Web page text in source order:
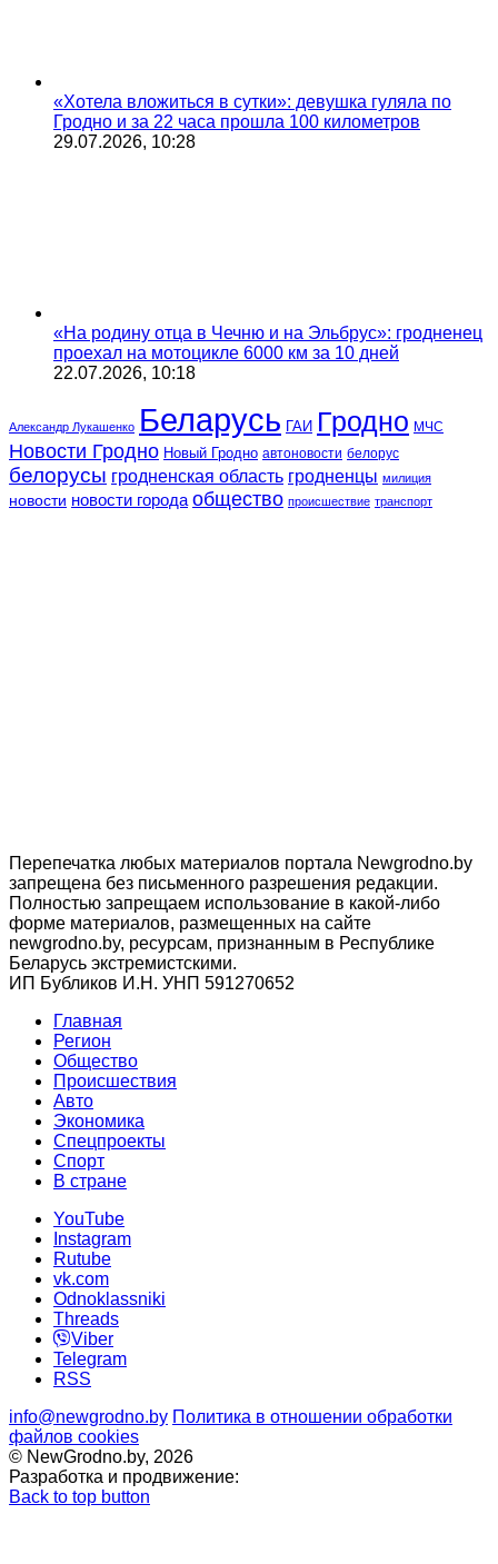
«Хотела вложиться в сутки»: девушка гуляла по
Гродно и за 22 часа прошла 100 километров
29.07.2026, 10:28
«На родину отца в Чечню и на Эльбрус»: гродненец
проехал на мотоцикле 6000 км за 10 дней
22.07.2026, 10:18
Александр Лукашенко Беларусь ГАИ Гродно МЧС
Новости Гродно Новый Гродно автоновости белорус
белорусы гродненская область гродненцы милиция
новости новости города общество происшествие транспорт
Перепечатка любых материалов портала Newgrodno.by
запрещена без письменного разрешения редакции.
Полностью запрещаем использование в какой-либо
форме материалов, размещенных на сайте
newgrodno.by, ресурсам, признанным в Республике
Беларусь экстремистскими.
ИП Бубликов И.Н. УНП 591270652
Главная
Регион
Общество
Происшествия
Авто
Экономика
Спецпроекты
Cпорт
В стране
YouTube
Instagram
Rutube
vk.com
Odnoklassniki
Threads
Viber
Telegram
RSS
info@newgrodno.by Политика в отношении обработки
файлов cookies
© NewGrodno.by, 2026
Разработка и продвижение:
Back to top button